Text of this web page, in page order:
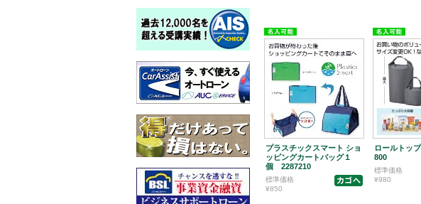
プラスチックスマート ショ
ッピングカートバッグ１
個 2287210
標準価格
¥850
ロールトッ
800
標準価格
¥980